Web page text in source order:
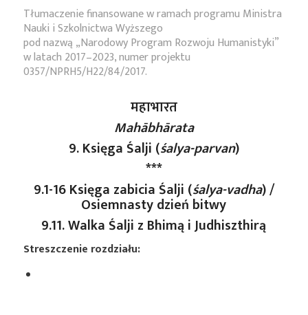
Tłumaczenie finansowane w ramach programu Ministra
Nauki i Szkolnictwa Wyższego
pod nazwą „Narodowy Program Rozwoju Humanistyki”
w latach 2017–2023, numer projektu
0357/NPRH5/H22/84/2017.
महाभारत
Mahābhārata
9. Księga Śalji (śalya-parvan)
***
9.1-16 Księga zabicia Śalji (śalya-vadha) /
Osiemnasty dzień bitwy
9.11. Walka Śalji z Bhimą i Judhiszthirą
Streszczenie rozdziału: